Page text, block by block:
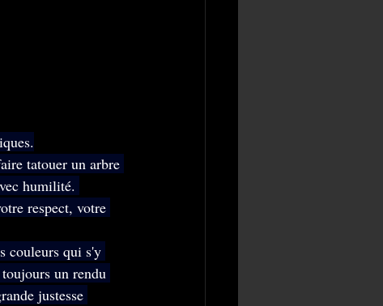
tatouer un arbre
humilité.
respect, votre
couleurs qui s'y
un rendu
justesse